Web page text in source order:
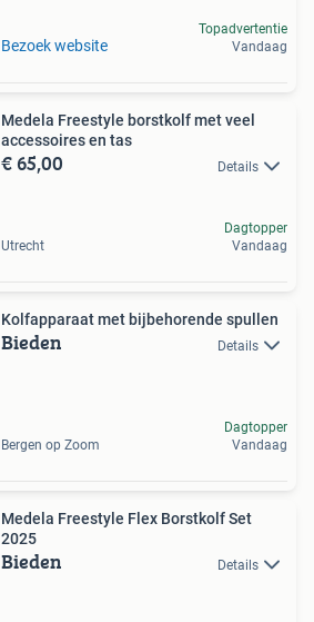
Bezoek website
Topadvertentie
Vandaag
Medela Freestyle borstkolf met veel
accessoires en tas
€ 65,00 Details
Utrecht
Dagtopper
Vandaag
Kolfapparaat met bijbehorende spullen
Bieden Details
Bergen op Zoom
Dagtopper
Vandaag
Medela Freestyle Flex Borstkolf Set
2025
Bieden Details